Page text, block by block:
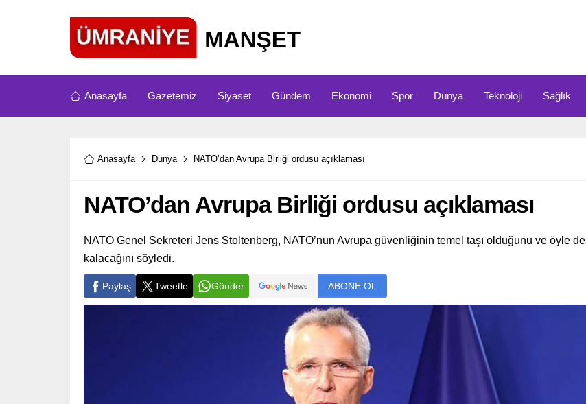
Anasayfa Gazetemiz Siyaset Gündem Ekonomi Spor Dünya Teknoloji Sağlık
Anasayfa Dünya NATO’dan Avrupa Birliği ordusu açıklaması
NATO’dan Avrupa Birliği ordusu açıklaması
NATO Genel Sekreteri Jens Stoltenberg, NATO’nun Avrupa güvenliğinin temel taşı olduğunu ve öyle de
kalacağını söyledi.
Paylaş Tweetle Gönder ABONE OL